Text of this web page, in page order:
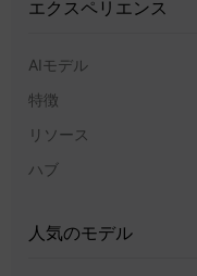
エクスペリエンス
AIモデル
特徴
リソース
ハブ
人気のモデル